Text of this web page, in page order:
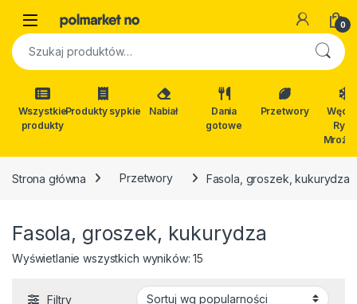
Open 0
Szukaj:
Wszystkie
produkty
Produkty sypkie Nabiał
Dania
gotowe
Przetwory
Ryby
Strona główna Przetwory Fasola, groszek, kukurydza
Fasola, groszek, kukurydza
Wyświetlanie wszystkich wyników: 15
Filtry